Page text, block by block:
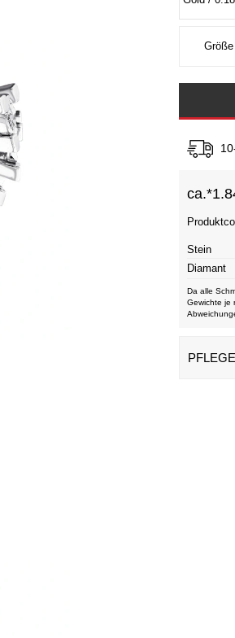
ca.*
Stein
Diamant
Da alle
Gewichte je